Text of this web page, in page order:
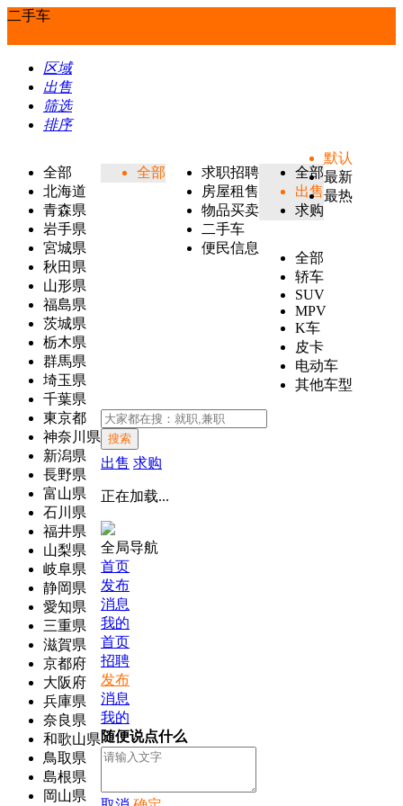
二手车
区域
出售
筛选
排序
全部
北海道
青森県
岩手県
宮城県
秋田県
山形県
福島県
茨城県
栃木県
群馬県
埼玉県
千葉県
東京都
神奈川県
新潟県
長野県
富山県
石川県
福井県
山梨県
岐阜県
静岡県
愛知県
三重県
滋賀県
京都府
大阪府
兵庫県
奈良県
和歌山県
鳥取県
島根県
岡山県
全部
求职招聘
房屋租售
物品买卖
二手车
便民信息
全部
出售
求购
全部
轿车
SUV
MPV
K车
皮卡
电动车
其他车型
默认
最新
最热
搜索
出售 求购
正在加载...
全局导航
首页
发布
消息
我的
首页
招聘
发布
消息
我的
随便说点什么